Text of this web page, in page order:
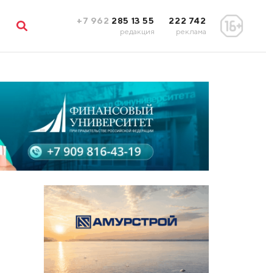
+7 962 285 13 55
редакция
222 742
реклама